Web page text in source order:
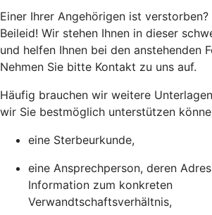
Einer Ihrer Angehörigen ist
Beileid! Wir stehen Ihnen in dieser
und helfen Ihnen bei den anstehenden
Nehmen Sie bitte Kontakt zu uns auf.
Häufig brauchen wir weitere
wir Sie bestmöglich unterstützen
eine Sterbeurkunde,
eine Ansprechperson, deren
Information zum konkreten
Verwandtschaftsverhältnis,